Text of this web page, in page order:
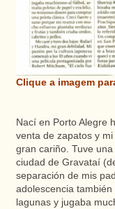
Clique a imagem
Nací en Porto Alegre
venta de zapatos y
gran cariño. Tuve
ciudad de Gravataí
separación de mis
adolescencia
lagunas y jugaba